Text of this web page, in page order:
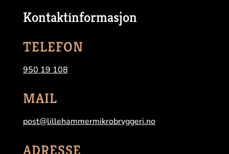
Kontaktinformasjon
TELEFON
950 19 108
MAIL
post@lillehammermikrobryggeri.no
ADRESSE